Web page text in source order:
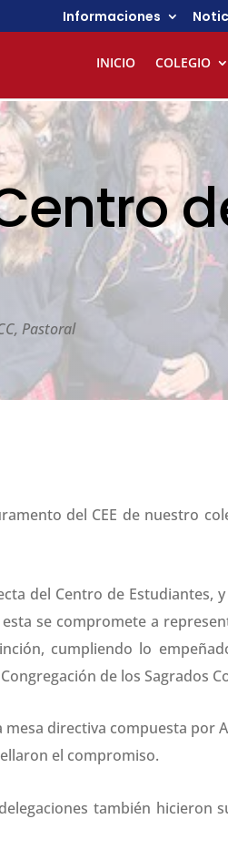
Informaciones
INICIO COLEGIO
,Pastoral
del CEE de nuestro
del Centro de Estudiantes,
se compromete a
cumpliendo lo
de los Sagrados
directiva compuesta por
el compromiso.
también hicieron